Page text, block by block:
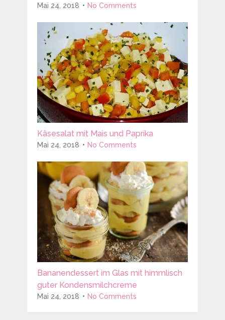
Mai 24, 2018 No Comments
Käsesalat mit Mais und Paprika
Mai 24, 2018 No Comments
Bananendessert im Glas mit himmlisch
guter Kondensmilchcreme
Mai 24, 2018 No Comments